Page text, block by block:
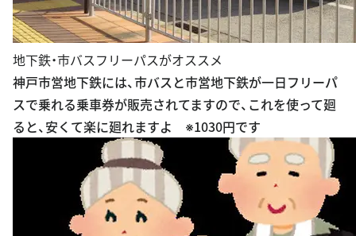
地下鉄・市バスフリーパスがオススメ
神戸市営地下鉄には、市バスと市営地下鉄が一日フリーパ
スで乗れる乗車券が販売されてますので、これを使って廻
ると、安くて楽に廻れますよ ※1030円です